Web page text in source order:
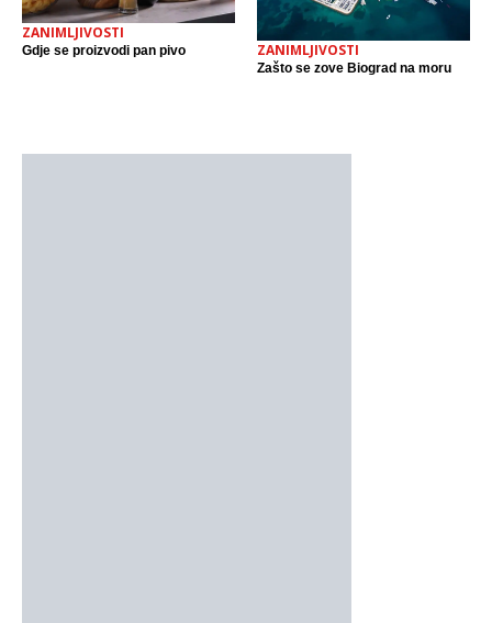
ZANIMLJIVOSTI
Gdje se proizvodi pan pivo ZANIMLJIVOSTI
Zašto se zove Biograd na moru